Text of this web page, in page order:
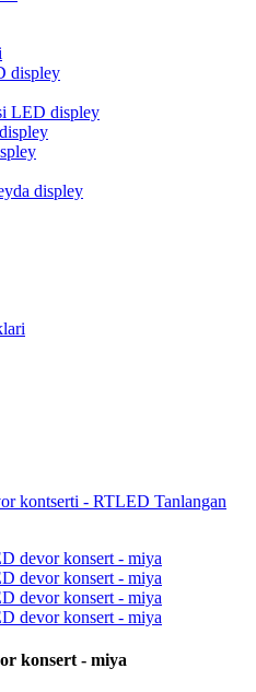
displey
LED displey
displey
konsert - miya